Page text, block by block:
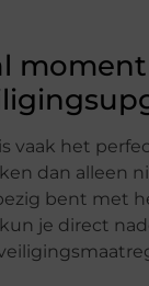
vaak het
dan alleen
bent met
je direct